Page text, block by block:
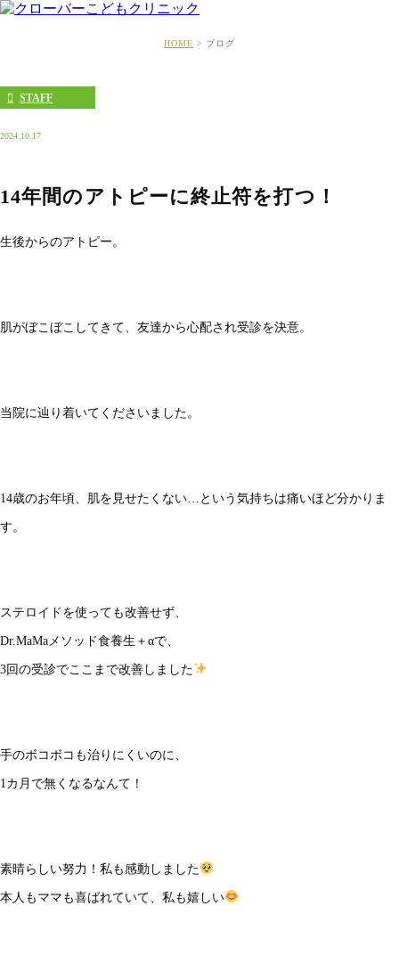
HOME ブログ
STAFF
2024.10.17
14年間のアトピーに終止符を打つ！
生後からのアトピー。
肌がぼこぼこしてきて、友達から心配され受診を決意。
当院に辿り着いてくださいました。
14歳のお年頃、肌を見せたくない…という気持ちは痛いほど分かりま
す。
ステロイドを使っても改善せず、
Dr.MaMaメソッド食養生＋αで、
3回の受診でここまで改善しました
手のボコボコも治りにくいのに、
1カ月で無くなるなんて！
素晴らしい努力！私も感動しました
本人もママも喜ばれていて、私も嬉しい